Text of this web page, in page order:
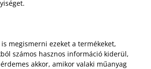
megismerni ezeket a termékeket,
számos hasznos információ kiderül,
akkor, amikor valaki műanyag